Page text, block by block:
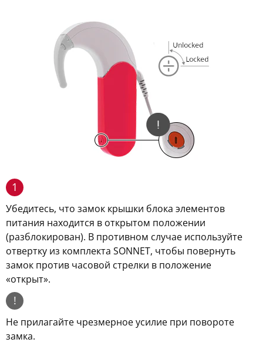
1
Убедитесь, что замок крышки блока элементов
питания находится в открытом положении
(разблокирован). В противном случае используйте
отвертку из комплекта SONNET, чтобы повернуть
замок против часовой стрелки в положение
«открыт».
!
Не прилагайте чрезмерное усилие при повороте
замка.